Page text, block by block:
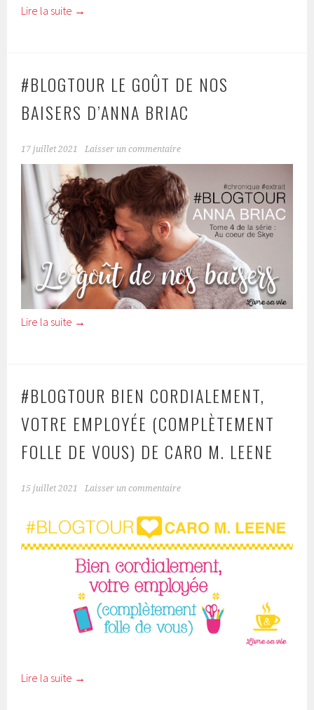
Lire la suite →
#BLOGTOUR LE GOÛT DE NOS
BAISERS D’ANNA BRIAC
17 juillet 2021 Laisser un commentaire
Lire la suite →
#BLOGTOUR BIEN CORDIALEMENT,
VOTRE EMPLOYÉE (COMPLÈTEMENT
FOLLE DE VOUS) DE CARO M. LEENE
15 juillet 2021 Laisser un commentaire
Lire la suite →